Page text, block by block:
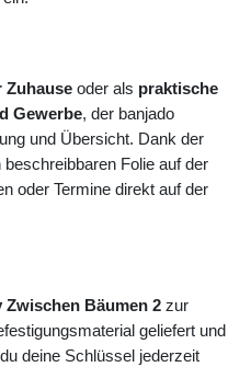
Zuhause oder als praktische
Gewerbe, der banjado
und Übersicht. Dank der
Folie auf der
oder Termine direkt auf der
Bäumen 2 zur
geliefert und
deine Schlüssel jederzeit